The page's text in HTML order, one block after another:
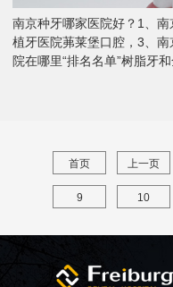
南京种牙哪家医院好？1、
植牙医院茀莱堡口腔，3、
院在哪里“排名名单”树脂牙
首页 上一页
9 10